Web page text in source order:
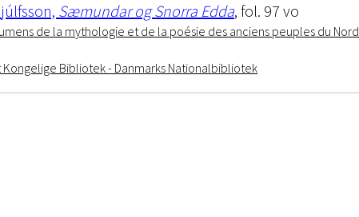
Sæmundar og Snorra Edda, fol. 97 vo
de la mythologie et de la poésie des anciens peuples du Nord
Kongelige Bibliotek - Danmarks Nationalbibliotek